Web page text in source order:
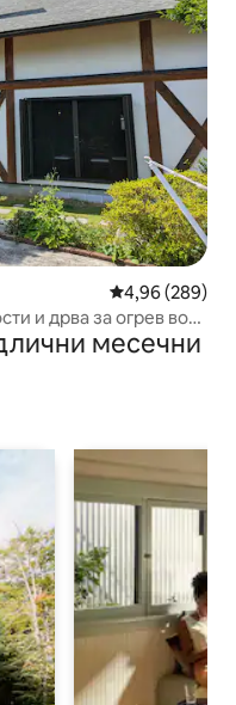
Просечна
4,96 (289)
и дрва за огрев во
месечни